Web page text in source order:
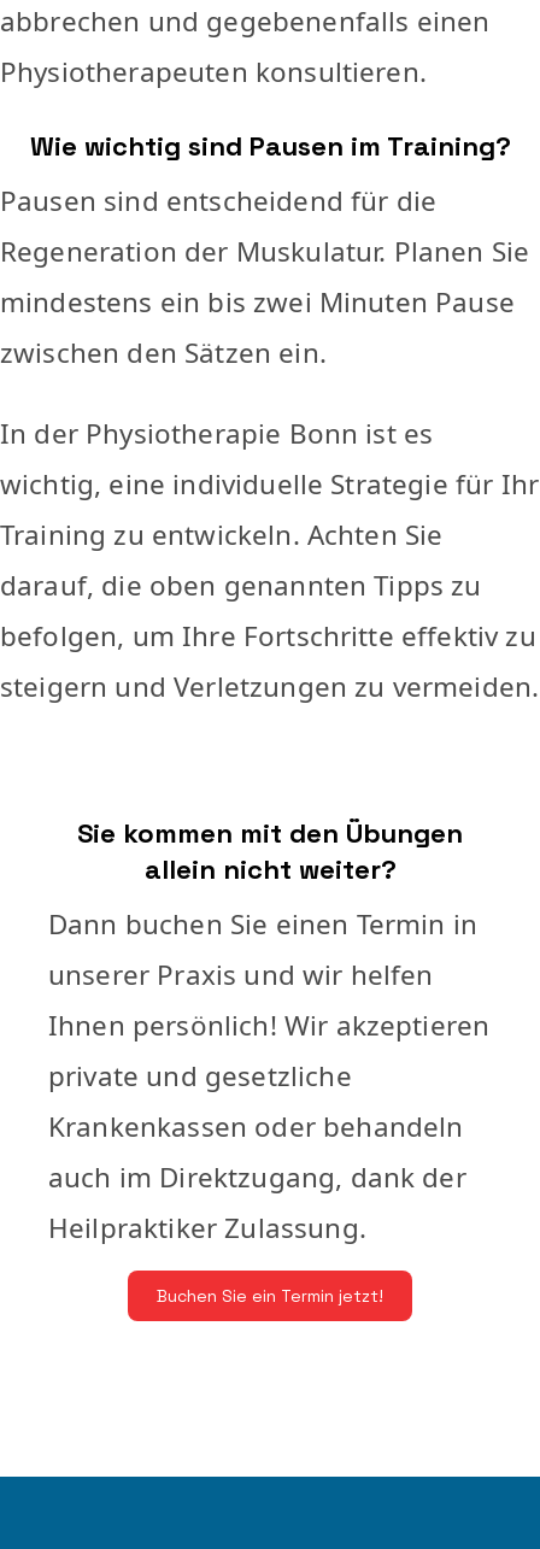
abbrechen und gegebenenfalls einen
Physiotherapeuten konsultieren.
Wie wichtig sind Pausen im Training?
Pausen sind entscheidend für die
Regeneration der Muskulatur. Planen Sie
mindestens ein bis zwei Minuten Pause
zwischen den Sätzen ein.
In der Physiotherapie Bonn ist es
wichtig, eine individuelle Strategie für Ihr
Training zu entwickeln. Achten Sie
darauf, die oben genannten Tipps zu
befolgen, um Ihre Fortschritte effektiv zu
steigern und Verletzungen zu vermeiden.
Sie kommen mit den Übungen
allein nicht weiter?
Dann buchen Sie einen Termin in
unserer Praxis und wir helfen
Ihnen persönlich! Wir akzeptieren
private und gesetzliche
Krankenkassen oder behandeln
auch im Direktzugang, dank der
Heilpraktiker Zulassung.
Buchen Sie ein Termin jetzt!